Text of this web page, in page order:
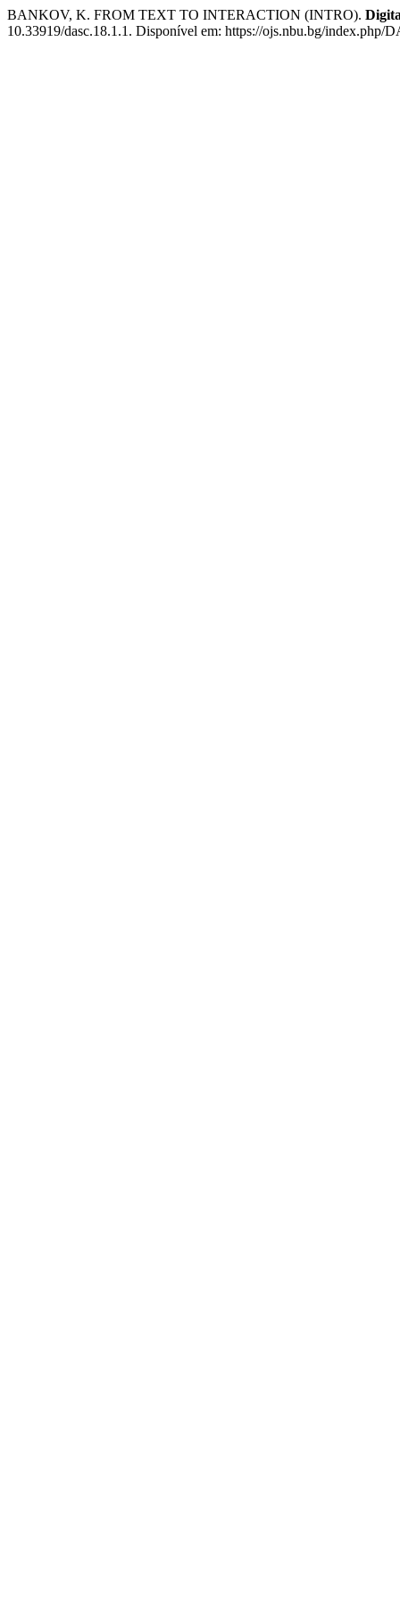
BANKOV, K. FROM TEXT TO INTERACTION (INTRO).
10.33919/dasc.18.1.1. Disponível em: https://ojs.nbu.bg/index.php/